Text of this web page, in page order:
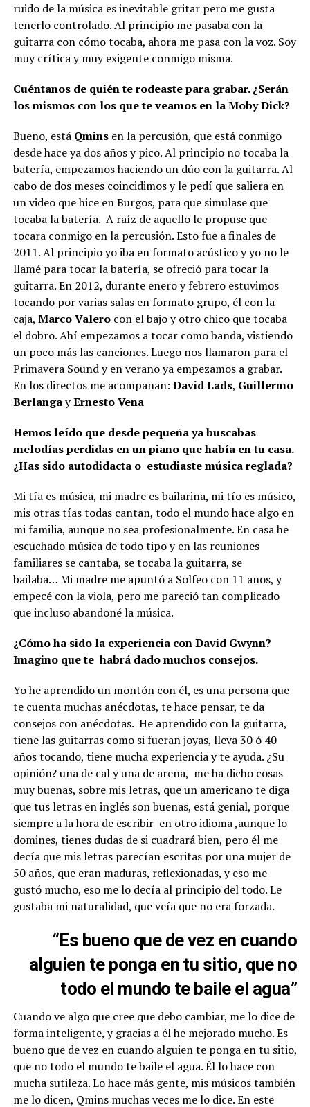
ruido de la música es inevitable gritar pero me gusta
tenerlo controlado. Al principio me pasaba con la
guitarra con cómo tocaba, ahora me pasa con la voz. Soy
muy crítica y muy exigente conmigo misma.
Cuéntanos de quién te rodeaste para grabar. ¿Serán
los mismos con los que te veamos en la Moby Dick?
Bueno, está Qminsen la percusión, que está conmigo
desde hace ya dos años y pico. Al principio no tocaba la
batería, empezamos haciendo un dúo con la guitarra. Al
cabo de dos meses coincidimos y le pedí que saliera en
un video que hice en Burgos, para que simulase que
tocaba la batería. A raíz de aquello le propuse que
tocara conmigo en la percusión. Esto fue a finales de
2011. Al principio yo iba en formato acústico y yo no le
llamé para tocar la batería, se ofreció para tocar la
guitarra. En 2012, durante enero y febrero estuvimos
tocando por varias salas en formato grupo, él con la
caja, Marco Valerocon el bajo y otro chico que tocaba
el dobro. Ahí empezamos a tocar como banda, vistiendo
un poco más las canciones. Luego nos llamaron para el
Primavera Sound y en verano ya empezamos a grabar.
En los directos me acompañan: David Lads, Guillermo
BerlangayErnesto Vena
Hemos leído que desde pequeña ya buscabas
melodías perdidas en un piano que había en tu casa.
¿Has sido autodidacta o estudiaste música reglada?
Mi tía es música, mi madre es bailarina, mi tío es músico,
mis otras tías todas cantan, todo el mundo hace algo en
mi familia, aunque no sea profesionalmente. En casa he
escuchado música de todo tipo y en las reuniones
familiares se cantaba, se tocaba la guitarra, se
bailaba… Mi madre me apuntó a Solfeo con 11 años, y
empecé con la viola, pero me pareció tan complicado
que incluso abandoné la música.
¿Cómo ha sido la experiencia con David Gwynn?
Imagino que te habrá dado muchos consejos.
Yo he aprendido un montón con él, es una persona que
te cuenta muchas anécdotas, te hace pensar, te da
consejos con anécdotas. He aprendido con la guitarra,
tiene las guitarras como si fueran joyas, lleva 30 ó 40
años tocando, tiene mucha experiencia y te ayuda. ¿Su
opinión? una de cal y una de arena, me ha dicho cosas
muy buenas, sobre mis letras, que un americano te diga
que tus letras en inglés son buenas, está genial, porque
siempre a la hora de escribir en otro idioma ,aunque lo
domines, tienes dudas de si cuadrará bien, pero él me
decía que mis letras parecían escritas por una mujer de
50 años, que eran maduras, reflexionadas, y eso me
gustó mucho, eso me lo decía al principio del todo. Le
gustaba mi naturalidad, que veía que no era forzada.
“Es bueno que de vez en cuando
alguien te ponga en tu sitio, que no
todo el mundo te baile el agua”
Cuando ve algo que cree que debo cambiar, me lo dice de
forma inteligente, y gracias a él he mejorado mucho. Es
bueno que de vez en cuando alguien te ponga en tu sitio,
que no todo el mundo te baile el agua. Él lo hace con
mucha sutileza. Lo hace más gente, mis músicos también
me lo dicen, Qmins muchas veces me lo dice. En este